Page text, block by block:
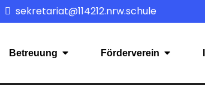
sekretariat@114212.nrw.schule
Betreuung Förderverein